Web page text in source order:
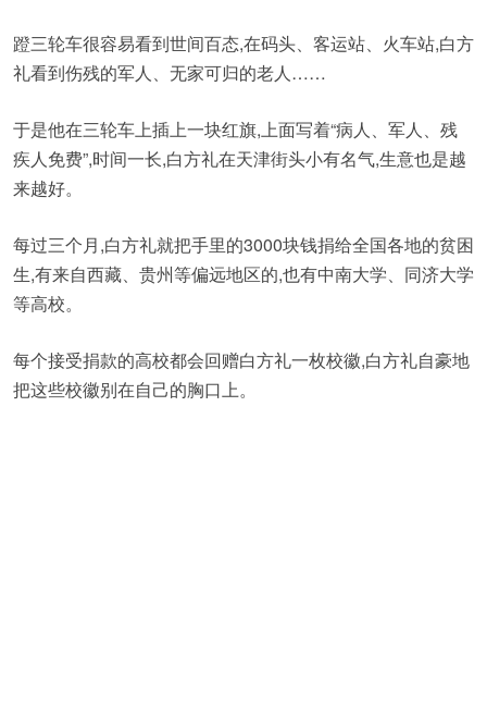
蹬三轮车很容易看到世间百态,在码头、客运站、火车站,白方
礼看到伤残的军人、无家可归的老人……
于是他在三轮车上插上一块红旗,上面写着“病人、军人、残
疾人免费”,时间一长,白方礼在天津街头小有名气,生意也是越
来越好。
每过三个月,白方礼就把手里的3000块钱捐给全国各地的贫困
生,有来自西藏、贵州等偏远地区的,也有中南大学、同济大学
等高校。
每个接受捐款的高校都会回赠白方礼一枚校徽,白方礼自豪地
把这些校徽别在自己的胸口上。